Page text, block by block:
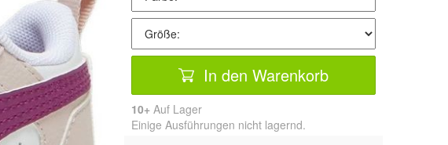
In den Warenkorb
10+ Auf Lager
Einige Ausführungen nicht lagernd.